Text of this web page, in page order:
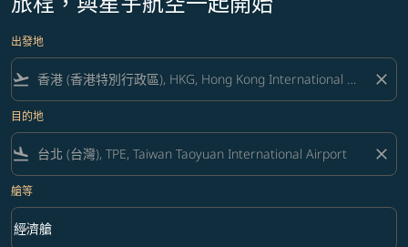
出發地
flight_takeoff close
目的地
flight_land close
艙等
艙等 option 經濟艙 Selected
經濟艙
keyboard_arrow_down